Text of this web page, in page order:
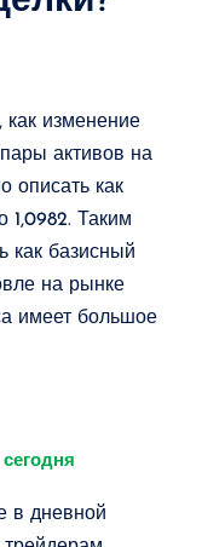
как изменение
активов на
описать как
1,0982. Таким
как базисный
на рынке
имеет большое
в дневной